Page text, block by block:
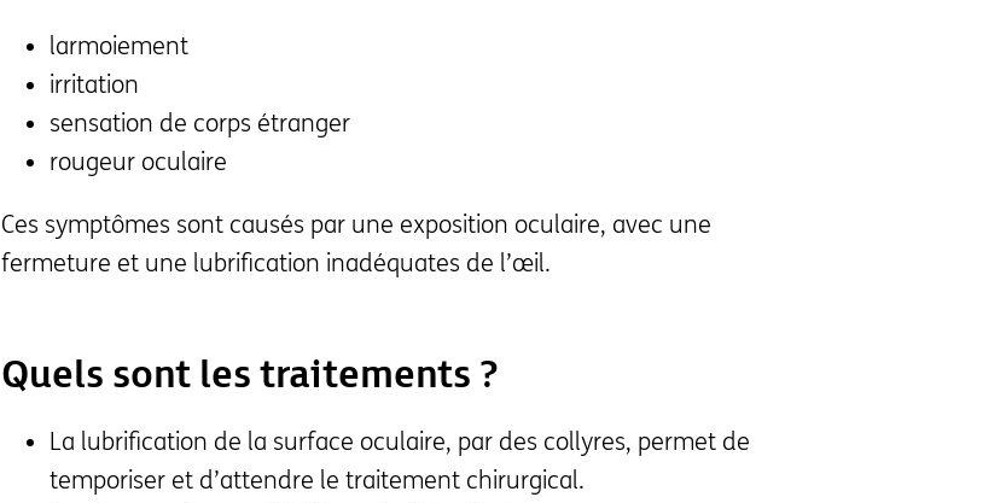
larmoiement
irritation
sensation de corps étranger
rougeur oculaire
Ces symptômes sont causés par une exposition oculaire, avec une
fermeture et une lubrification inadéquates de l’œil.
Quels sont les traitements ?
La lubrification de la surface oculaire, par des collyres, permet de
temporiser et d’attendre le traitement chirurgical.